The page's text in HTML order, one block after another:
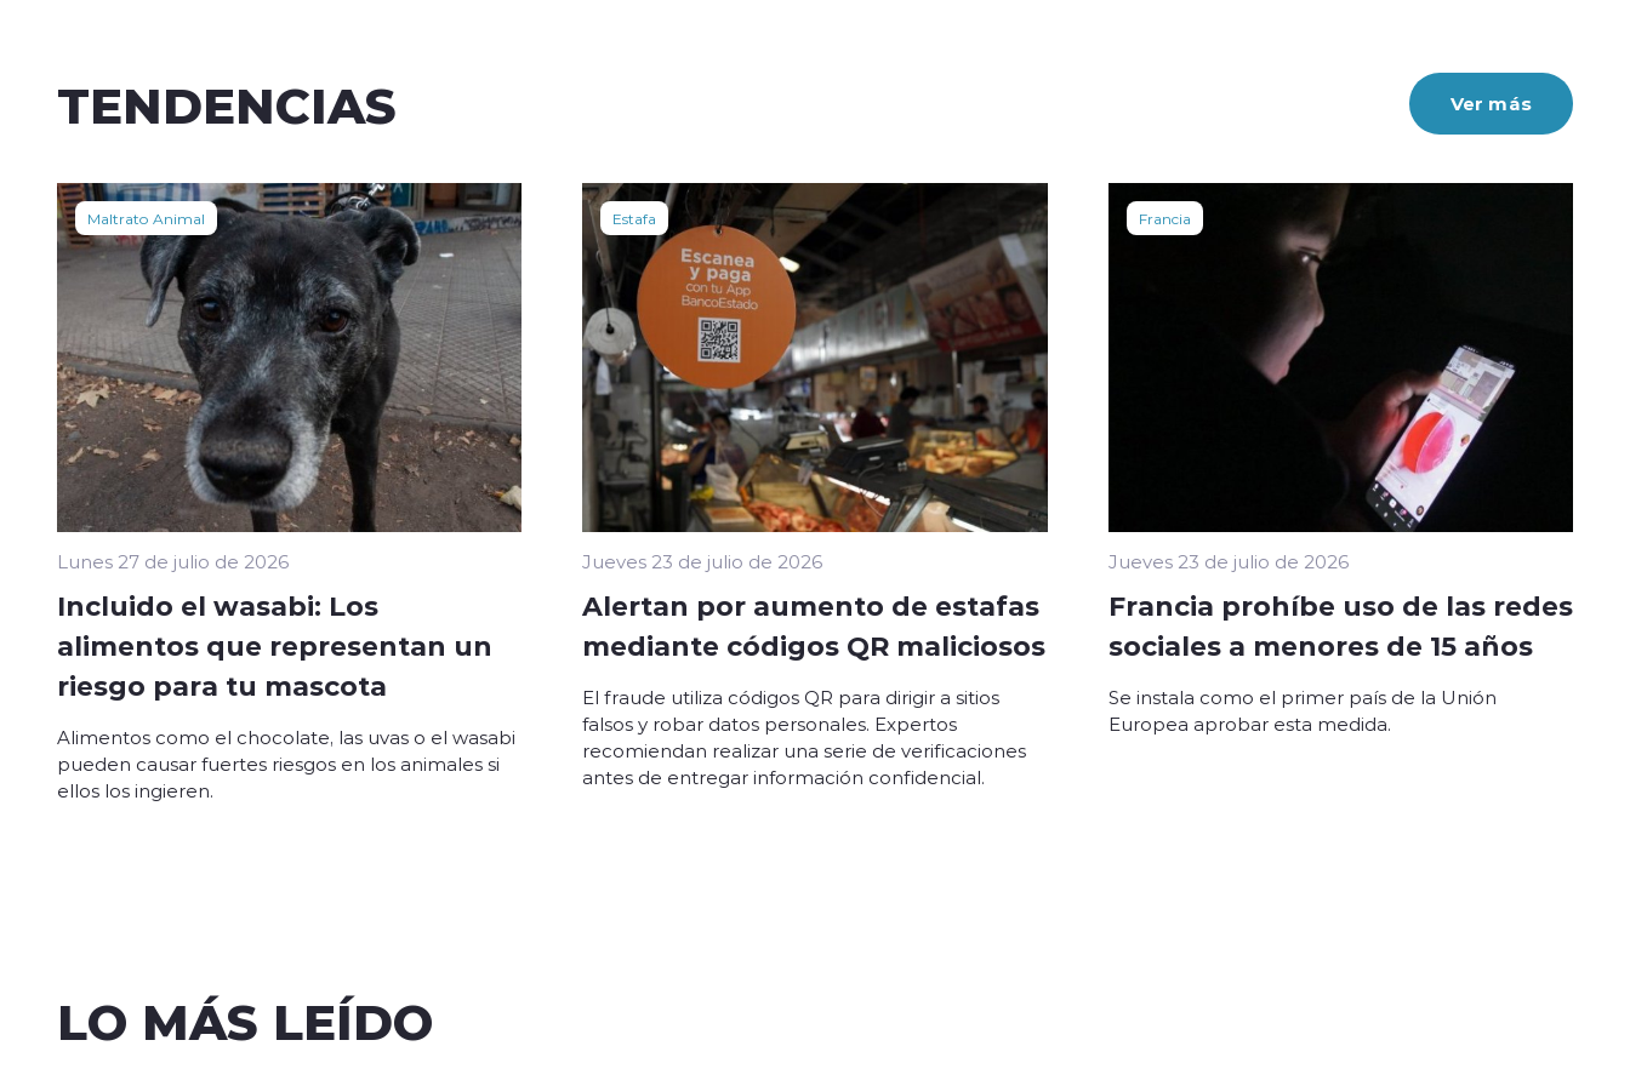
TENDENCIAS Ver más
Maltrato Animal
Lunes 27 de julio de 2026
Incluido el wasabi: Los
alimentos que representan un
riesgo para tu mascota
Alimentos como el chocolate, las uvas o el wasabi
pueden causar fuertes riesgos en los animales si
ellos los ingieren.
Estafa
Jueves 23 de julio de 2026
Alertan por aumento de estafas
mediante códigos QR maliciosos
El fraude utiliza códigos QR para dirigir a sitios
falsos y robar datos personales. Expertos
recomiendan realizar una serie de verificaciones
antes de entregar información confidencial.
Francia
Jueves 23 de julio de 2026
Francia prohíbe uso de las redes
sociales a menores de 15 años
Se instala como el primer país de la Unión
Europea aprobar esta medida.
LO MÁS LEÍDO